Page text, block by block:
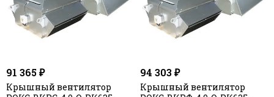
91 365 ₽
Крышный вентилятор
94 303 ₽
Крышный вентилятор